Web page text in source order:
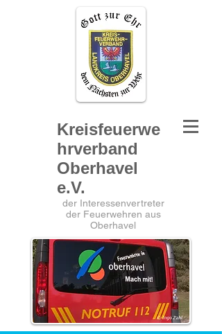
Kreisfeuerwe
hrverband
Oberhavel
e.V.
der Interessenvertreter
der Feuerwehren aus
Oberhavel